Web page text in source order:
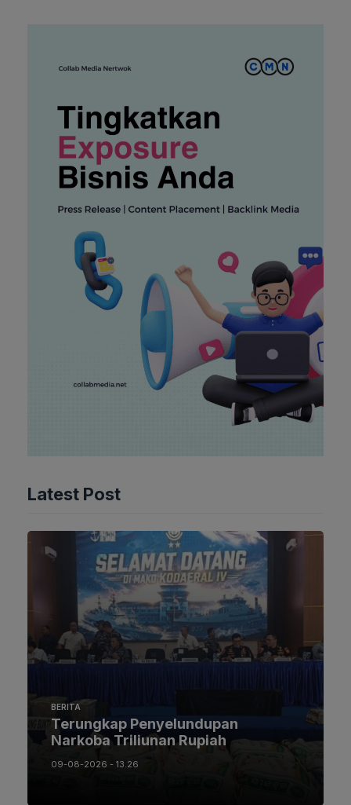
Latest Post
BERITA
Terungkap Penyelundupan
Narkoba Triliunan Rupiah
09-08-2026 - 13.26